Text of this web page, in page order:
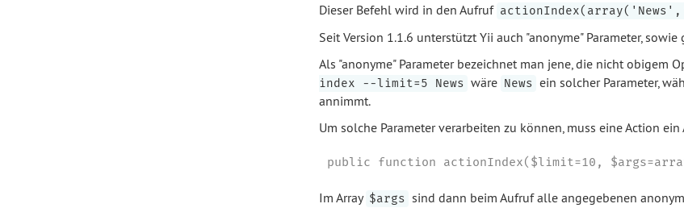
Dieser Befehl wird in den Aufruf
Seit Version 1.1.6 unterstützt Yii auch "anonyme" Parameter,
Als "anonyme" Parameter bezeichnet man jene, die nicht obigem
index --limit=5 News wäre News ein solcher Parameter,
annimmt.
Um solche Parameter verarbeiten zu können, muss eine Action
public function actionIndex($limit=10,
Im Array $args sind dann beim Aufruf alle angegebenen